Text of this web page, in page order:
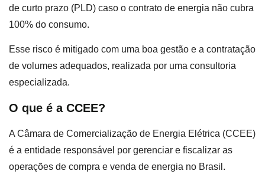
de curto prazo (PLD) caso o contrato de energia não cubra
100% do consumo.
Esse risco é mitigado com uma boa gestão e a contratação
de volumes adequados, realizada por uma consultoria
especializada.
O que é a CCEE?
A Câmara de Comercialização de Energia Elétrica (CCEE)
é a entidade responsável por gerenciar e fiscalizar as
operações de compra e venda de energia no Brasil.